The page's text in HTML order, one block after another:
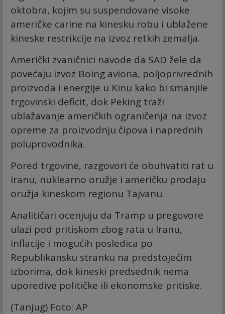
oktobra, kojim su suspendovane visoke
američke carine na kinesku robu i ublažene
kineske restrikcije na izvoz retkih zemalja.
Američki zvaničnici navode da SAD žele da
povećaju izvoz Boing aviona, poljoprivrednih
proizvoda i energije u Kinu kako bi smanjile
trgovinski deficit, dok Peking traži
ublažavanje američkih ograničenja na izvoz
opreme za proizvodnju čipova i naprednih
poluprovodnika.
Pored trgovine, razgovori će obuhvatiti rat u
Iranu, nuklearno oružje i američku prodaju
oružja kineskom regionu Tajvanu.
Analitičari ocenjuju da Tramp u pregovore
ulazi pod pritiskom zbog rata u Iranu,
inflacije i mogućih posledica po
Republikansku stranku na predstojećim
izborima, dok kineski predsednik nema
uporedive političke ili ekonomske pritiske.
(Tanjug) Foto: AP